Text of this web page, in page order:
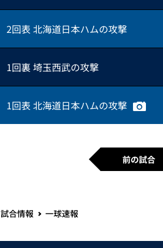
2回表 北海道日本ハムの攻撃
1回裏 埼玉西武の攻撃
1回表 北海道日本ハムの攻撃
前の試合
試合情報 一球速報